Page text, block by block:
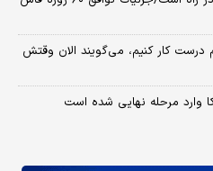
درست کار کنیم، می‌گویند الان وقتش
وارد مرحله نهایی شده است